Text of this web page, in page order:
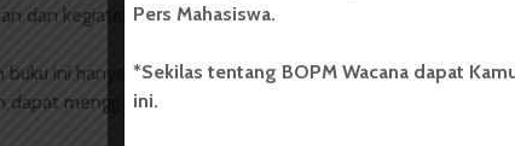
dan kegiatan spionase cenderung ditutup-tutupi.
buku ini hanya 186 halaman yang memuat enam belas kisah
dapat menggambarkan tiap kisah secara terperinci dan jelas.
Pers Mahasiswa.
*Sekilas tentang BOPM Wacana dapat
ini.